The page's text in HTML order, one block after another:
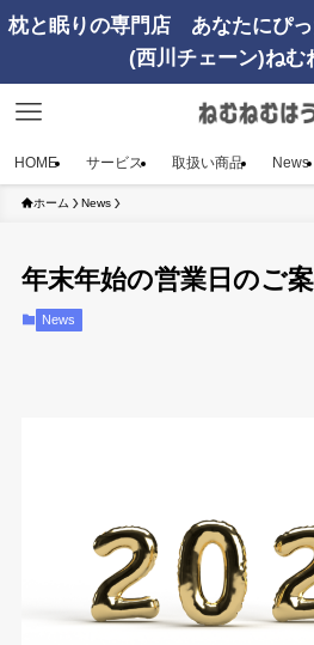
枕と眠りの専門店 あなたにぴ
(西川チェーン)ねむ
HOME サービス 取扱い商品 News
ホーム News
年末年始の営業日のご
News